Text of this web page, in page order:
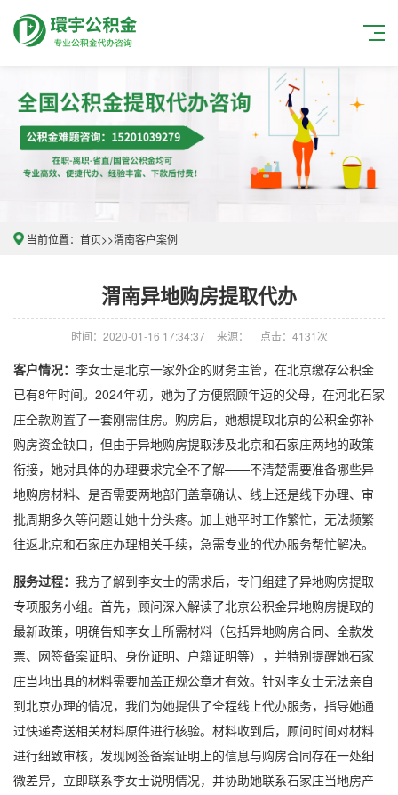
当前位置： 首页>>渭南客户案例
渭南异地购房提取代办
时间：2020-01-16 17:34:37 来源： 点击：4131次
客户情况： 李女士是北京一家外企的财务主管，在北京缴存公积金
已有8年时间。2024年初，她为了方便照顾年迈的父母，在河北石家
庄全款购置了一套刚需住房。购房后，她想提取北京的公积金弥补
购房资金缺口，但由于异地购房提取涉及北京和石家庄两地的政策
衔接，她对具体的办理要求完全不了解——不清楚需要准备哪些异
地购房材料、是否需要两地部门盖章确认、线上还是线下办理、审
批周期多久等问题让她十分头疼。加上她平时工作繁忙，无法频繁
往返北京和石家庄办理相关手续，急需专业的代办服务帮忙解决。
服务过程： 我方了解到李女士的需求后，专门组建了异地购房提取
专项服务小组。首先，顾问深入解读了北京公积金异地购房提取的
最新政策，明确告知李女士所需材料（包括异地购房合同、全款发
票、网签备案证明、身份证明、户籍证明等），并特别提醒她石家
庄当地出具的材料需要加盖正规公章才有效。针对李女士无法亲自
到北京办理的情况，我们为她提供了全程线上代办服务，指导她通
过快递寄送相关材料原件进行核验。材料收到后，顾问时间对材料
进行细致审核，发现网签备案证明上的信息与购房合同存在一处细
微差异，立即联系李女士说明情况，并协助她联系石家庄当地房产